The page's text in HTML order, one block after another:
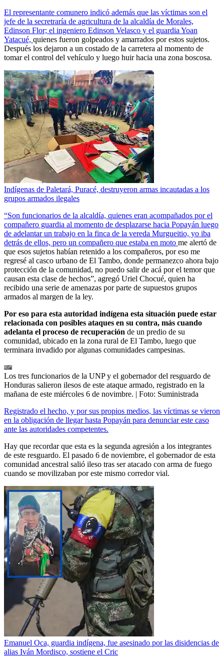
El representante comunero indicó además que las víctimas son el
jefe de la secretraría de agricultura de la alcaldía de Morales,
Edinson Flor; el ingeniero Edinson Velasco y el guardia Yoan
Yatacué, quienes fueron golpeados y amarrados por estos sujetos.
Después los dejaron a un costado de la carretera al momento de
tomar el control del vehículo y luego huir hacia una zona boscosa.
Indígenas de Paletará, Puracé, destruyeron armas incautadas a los
grupos armados ilegales
“Son funcionarios de la alcaldía, quienes eran acompañados por el
compañero guardia al momento de desplazarse hacia Popayán luego
de adelantar un trabajo en la finca de la vereda Murgueitio, yo iba
detrás de ellos, pero un compañero que estaba en moto me alertó de
que esos sujetos habían retenido a los compañeros, por eso me
regresé al casco urbano de El Tambo, donde permanezco ahora bajo
protección de la comunidad, no puedo salir de acá por el temor que
causan esta clase de hechos”, agregó Uriel Chocué, quien ha
recibido una serie de amenazas por parte de supuestos grupos
armados al margen de la ley.
Por eso para esta autoridad indígena esta situación puede estar
relacionada con posibles ataques en su contra, más cuando
adelanta el proceso de recuperación de un predio de su
comunidad, ubicado en la zona rural de El Tambo, luego que
terminara invadido por algunas comunidades campesinas.
Los tres funcionarios de la UNP y el gobernador del resguardo de
Honduras salieron ilesos de este ataque armado, registrado en la
mañana de este miércoles 6 de novimbre. | Foto: Suministrada
Registrado el hecho, y por sus propios medios, las víctimas se vieron
en la obligación de llegar hasta Popayán para denunciar este caso
ante las autoridades competentes.
Hay que recordar que esta es la segunda agresión a los integrantes
de este resguardo. El pasado 6 de noviembre, el gobernador de esta
comunidad ancestral salió ileso tras ser atacado con arma de fuego
cuando se movilizaban por este mismo corredor vial.
Emanuel Oca, guardia indígena, fue asesinado por las disidencias de
alias Iván Mordisco, sostiene el Cric